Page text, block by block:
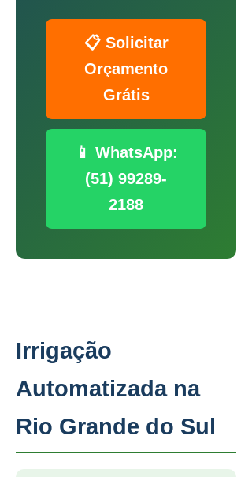
📋 Solicitar
Orçamento
Grátis
📱 WhatsApp:
(51) 99289-
2188
Irrigação
Automatizada na
Rio Grande do Sul